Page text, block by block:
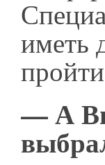
иметь
— А